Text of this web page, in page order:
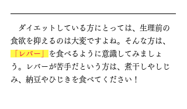
ダイエットしている方にとっては、生理前の
食欲を抑えるのは大変ですよね。そんな方は、
「レバー」
を食べるように意識してみましょ
う。レバーが苦手だという方は、煮干しやしじ
み、納豆やひじきを食べてください！